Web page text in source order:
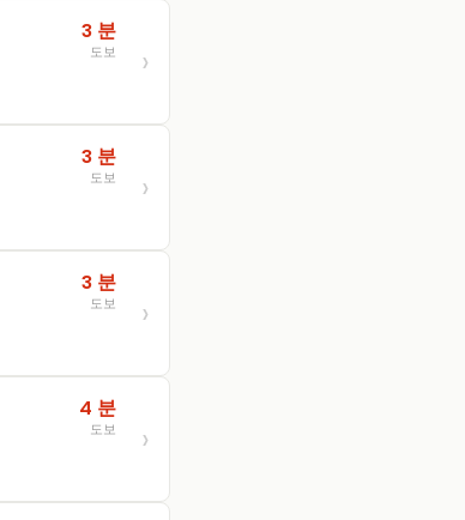
3 분
도보
3 분
도보
3 분
도보
4 분
도보